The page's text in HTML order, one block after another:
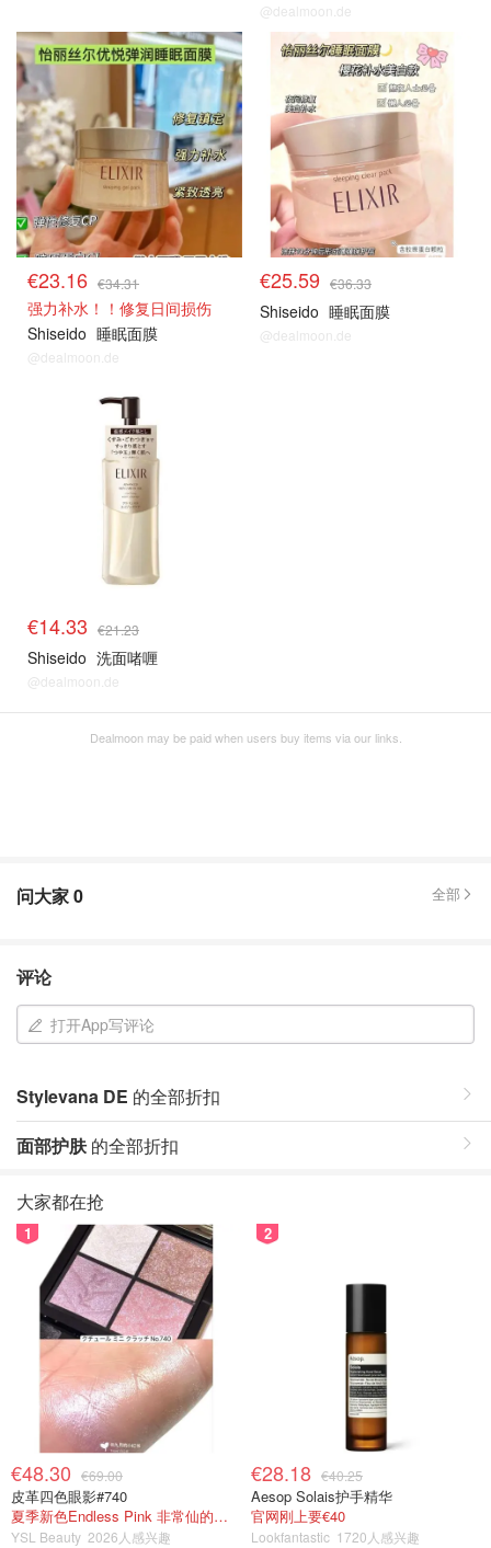
@dealmoon.de
€23.16 €34.31
强力补水！！修复日间损伤
Shiseido 睡眠面膜
@dealmoon.de
€25.59 €36.33
Shiseido 睡眠面膜
@dealmoon.de
€14.33 €21.23
Shiseido 洗面啫喱
@dealmoon.de
Dealmoon may be paid when users buy items via our links.
问大家0 全部
评论
打开App写评论
Stylevana DE 的全部折扣
面部护肤的全部折扣
大家都在抢
1
€48.30 €69.00
皮革四色眼影#740
夏季新色Endless Pink 非常仙的亮片盘！
YSL Beauty 2026人感兴趣
2
€28.18 €40.25
Aesop Solais护手精华
官网刚上要€40
Lookfantastic 1720人感兴趣